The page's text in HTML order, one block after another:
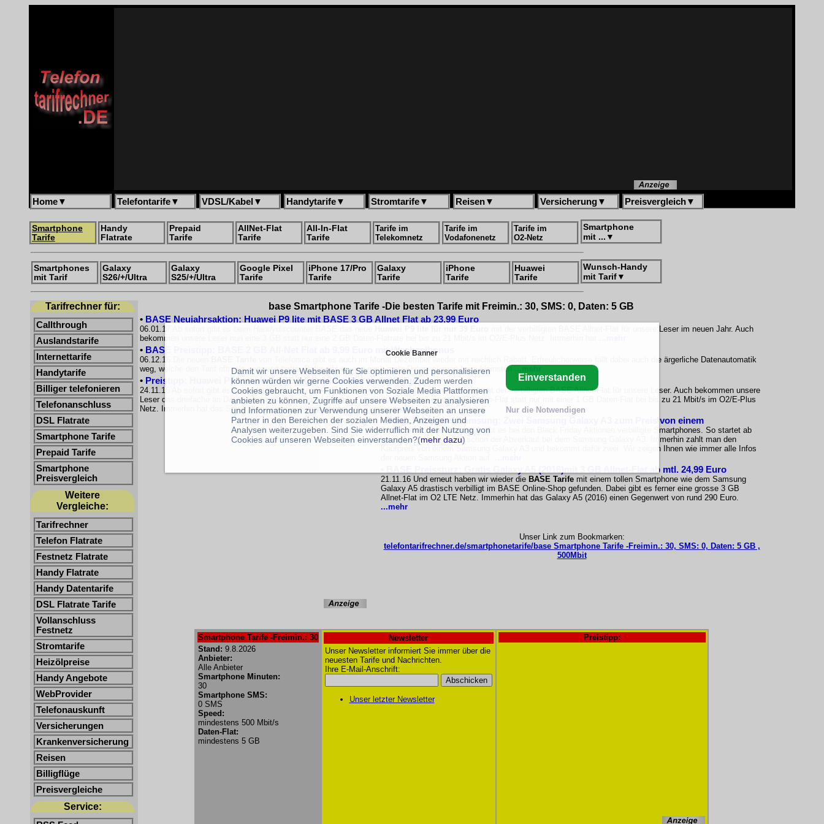
Home▼ Telefontarife▼ VDSL/Kabel ▼ Handytarife▼ Stromtarife▼ Reisen▼ Versicherung▼ Preisvergleich▼
Smartphone
Tarife
Handy
Flatrate
Prepaid
Tarife
AllNet-Flat
Tarife
All-In-Flat
Tarife
Tarife im
Telekomnetz
Tarife im
Vodafonenetz
Tarife im
O2-Netz
Smartphone
mit ... ▼
Smartphones
mit Tarif
Galaxy
S26/+/Ultra
Galaxy
S25/+/Ultra
Google Pixel
Tarife
iPhone 17/Pro
Tarife
Galaxy
Tarife
iPhone
Tarife
Huawei
Tarife
Wunsch-Handy
mit Tarif▼
Tarifrechner für:
Callthrough
Auslandstarife
Internettarife
Handytarife
Billiger telefonieren
Telefonanschluss
DSL Flatrate
Smartphone Tarife
Prepaid Tarife
Smartphone
Preisvergleich
Weitere
Vergleiche:
Tarifrechner
Telefon Flatrate
Festnetz Flatrate
Handy Flatrate
Handy Datentarife
DSL Flatrate Tarife
Vollanschluss
Festnetz
Stromtarife
Heizölpreise
Handy Angebote
WebProvider
Telefonauskunft
Versicherungen
Krankenversicherung
Reisen
Billigflüge
Preisvergleiche
Service:
base Smartphone Tarife -Die besten Tarife mit Freimin.: 30, SMS: 0, Daten: 5 GB
• BASE Neujahrsaktion: Huawei P9 lite mit BASE 3 GB Allnet Flat ab 23,99 Euro
06.01.17 Ab sofort gibt es beim
mit der verbilligten BASE Allnet-Flat für unsere Leser im neuen Jahr. Auch
bekommen unsere Leser nun eine 3 GB statt nur eine 2 GB Daten-Flatrate bei bis zu 21 Mbit/s im O2/E-Plus Netz. Immerhin hat
• BASE Preistipp: BASE 2 GB All-Net Flat ab 9,99 Euro mit Wechselbonus
06.12.16 Die neuen
von Telefonica gibt es auch im Monat Dezember wieder mit reichlich Rabatt. Erfreulicherweise fällt dabei auch die ärgerliche Datenautomatik
weg, welche den Tarif oftmals verteuert hatte. Dafür gibt es nun auch mehr Datenvolumen beim kleinsten
• Preistipp: Huawei P9 lite mit BASE 3 GB Allnet Flat ab 19,49 Euro
24.11.16 Ab sofort gibt es beim HandydiscounterBASEdas neue Huawei P9 lite für nur 39 Euro mit der verbilligten BASE Allnet-Flat für unsere Leser. Auch bekommen unsere
Leser das dreifache an Datenvolumen bei der Daten-Flatrate. Somit surft man mit einer 3 GB Daten-Flat statt nur mit einer 1 GB Daten-Flat bei bis zu 21 Mbit/s im O2/E-Plus
Netz. Immerhin hat das Smartphone einen Gegenwert von 270 Euro....mehr
•Black Friday bei Samsung: Zwei Samsung Galaxy A3 zum Preis von einem
24.11.16 Auch bei Samsung gibt es bei den Black Friday Aktionen verbilligte Smartphones. So startet ab
heute Abend um 19 Uhr schon der Abverkauf bei dem Samsung Galaxy A3. Immerhin zahlt man den
Kaufpreis von einem Samsung Galaxy A3 und bekommt dafür zwei. Wir zeigen Ihnen wie immer alle Infos
BASE Preissturz: Gratis Galaxy A5 (2016)mit 3 GB Allnet-Flat ab mtl. 24,99 Euro
21.11.16 Und erneut haben wir wieder die BASE Tarife mit einem tollen Smartphone wie dem Samsung
Galaxy A5 drastisch verbilligt im BASE Online-Shop gefunden. Dabei gibt es ferner eine grosse 3 GB
Allnet-Flat im O2 LTE Netz. Immerhin hat das Galaxy A5 (2016) einen Gegenwert von rund 290 Euro.
...mehr
Unser Link zum Bookmarken:
telefontarifrechner.de/smartphonetarife/base Smartphone Tarife -Freimin.: 30, SMS: 0, Daten: 5 GB ,
500Mbit
Smartphone Tarife -Freimin.: 30
Stand: 9.8.2026
Anbieter:
Alle Anbieter
Smartphone Minuten:
30
Smartphone SMS:
0 SMS
Speed:
mindestens 500 Mbit/s
Daten-Flat:
mindestens 5 GB
Newsletter
Unser Newsletter informiert Sie immer über die
neuesten Tarife und Nachrichten.
Ihre E-Mail-Anschrift:
Unser letzter Newsletter
Preistipp:
Cookie Banner
Damit wir unsere Webseiten für Sie optimieren und personalisieren
können würden wir gerne Cookies verwenden. Zudem werden
Cookies gebraucht, um Funktionen von Soziale Media Plattformen
anbieten zu können, Zugriffe auf unsere Webseiten zu analysieren
und Informationen zur Verwendung unserer Webseiten an unsere
Partner in den Bereichen der sozialen Medien, Anzeigen und
Analysen weiterzugeben. Sind Sie widerruflich mit der Nutzung von
Cookies auf unseren Webseiten einverstanden?(mehr dazu)
Einverstanden
Nur die Notwendigen